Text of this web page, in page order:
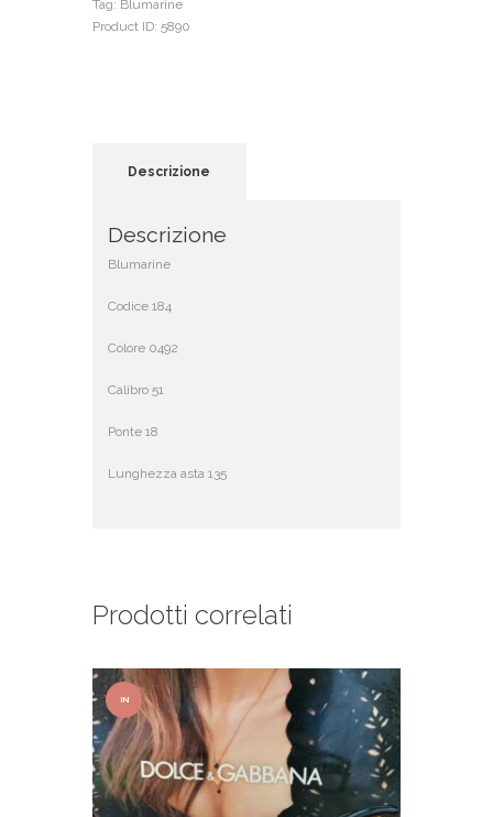
Tag: Blumarine
Product ID: 5890
Descrizione
Descrizione
Blumarine
Codice 184
Colore 0492
Calibro 51
Ponte 18
Lunghezza asta 135
Prodotti correlati
IN
OFFER
TA!